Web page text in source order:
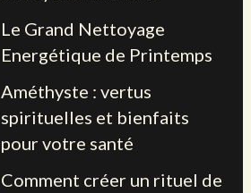
Le Grand Nettoyage
Energétique de Printemps
Améthyste : vertus
spirituelles et bienfaits
pour votre santé
Comment créer un rituel de